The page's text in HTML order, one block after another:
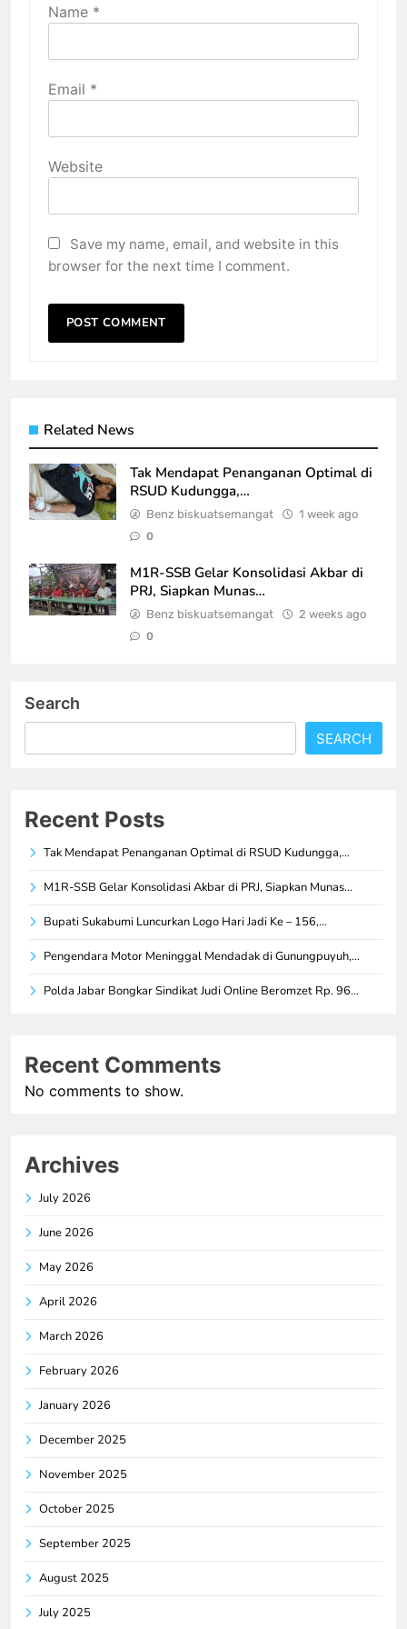
Name *
Email *
Website
Save my name, email, and website in this
browser for the next time I comment.
Related News
Tak Mendapat Penanganan Optimal di
RSUD Kudungga,…
Benz biskuatsemangat 1 week ago
0
M1R-SSB Gelar Konsolidasi Akbar di
PRJ, Siapkan Munas…
Benz biskuatsemangat 2 weeks ago
0
Search
SEARCH
Recent Posts
Tak Mendapat Penanganan Optimal di RSUD Kudungga,…
M1R-SSB Gelar Konsolidasi Akbar di PRJ, Siapkan Munas…
Bupati Sukabumi Luncurkan Logo Hari Jadi Ke – 156,…
Pengendara Motor Meninggal Mendadak di Gunungpuyuh,…
Polda Jabar Bongkar Sindikat Judi Online Beromzet Rp. 96…
Recent Comments
No comments to show.
Archives
July 2026
June 2026
May 2026
April 2026
March 2026
February 2026
January 2026
December 2025
November 2025
October 2025
September 2025
August 2025
July 2025